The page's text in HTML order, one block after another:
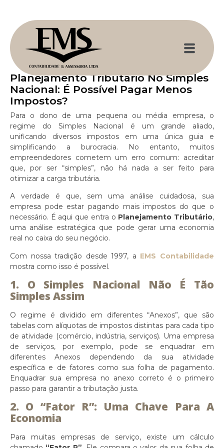
Planejamento Tributário No Simples
Nacional: É Possível Pagar Menos
Impostos?
Para o dono de uma pequena ou média empresa, o
regime do Simples Nacional é um grande aliado,
unificando diversos impostos em uma única guia e
simplificando a burocracia. No entanto, muitos
empreendedores cometem um erro comum: acreditar
que, por ser “simples”, não há nada a ser feito para
otimizar a carga tributária.
A verdade é que, sem uma análise cuidadosa, sua
empresa pode estar pagando mais impostos do que o
necessário. É aqui que entra o Planejamento Tributário,
uma análise estratégica que pode gerar uma economia
real no caixa do seu negócio.
Com nossa tradição desde 1997, a EMS Contabilidade
mostra como isso é possível.
1. O Simples Nacional Não É Tão
Simples Assim
O regime é dividido em diferentes “Anexos”, que são
tabelas com alíquotas de impostos distintas para cada tipo
de atividade (comércio, indústria, serviços). Uma empresa
de serviços, por exemplo, pode se enquadrar em
diferentes Anexos dependendo da sua atividade
específica e de fatores como sua folha de pagamento.
Enquadrar sua empresa no anexo correto é o primeiro
passo para garantir a tributação justa.
2. O “Fator R”: Uma Chave Para A
Economia
Para muitas empresas de serviço, existe um cálculo